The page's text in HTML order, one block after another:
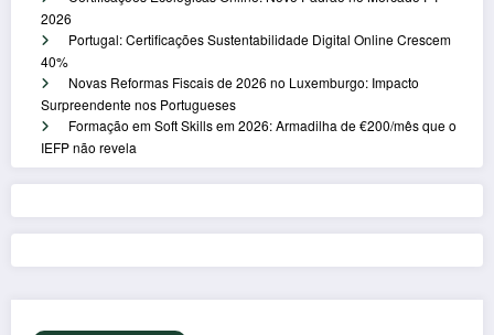
2026
Portugal: Certificações Sustentabilidade Digital Online Crescem
40%
Novas Reformas Fiscais de 2026 no Luxemburgo: Impacto
Surpreendente nos Portugueses
Formação em Soft Skills em 2026: Armadilha de €200/mês que o
IEFP não revela